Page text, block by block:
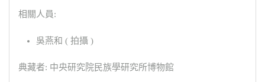
相關人員:
吳燕和 ( 拍攝 )
典藏者: 中央研究院民族學研究所博物館